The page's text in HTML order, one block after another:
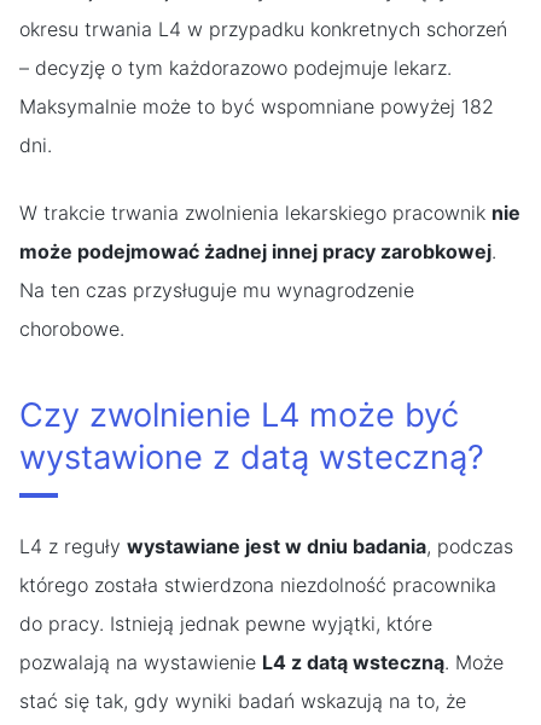
okresu trwania L4 w przypadku konkretnych schorzeń
– decyzję o tym każdorazowo podejmuje lekarz.
Maksymalnie może to być wspomniane powyżej 182
dni.
W trakcie trwania zwolnienia lekarskiego pracownik nie
może podejmować żadnej innej pracy zarobkowej.
Na ten czas przysługuje mu wynagrodzenie
chorobowe.
Czy zwolnienie L4 może być
wystawione z datą wsteczną?
L4 z reguły wystawiane jest w dniu badania, podczas
którego została stwierdzona niezdolność pracownika
do pracy. Istnieją jednak pewne wyjątki, które
pozwalają na wystawienie L4 z datą wsteczną. Może
stać się tak, gdy wyniki badań wskazują na to, że